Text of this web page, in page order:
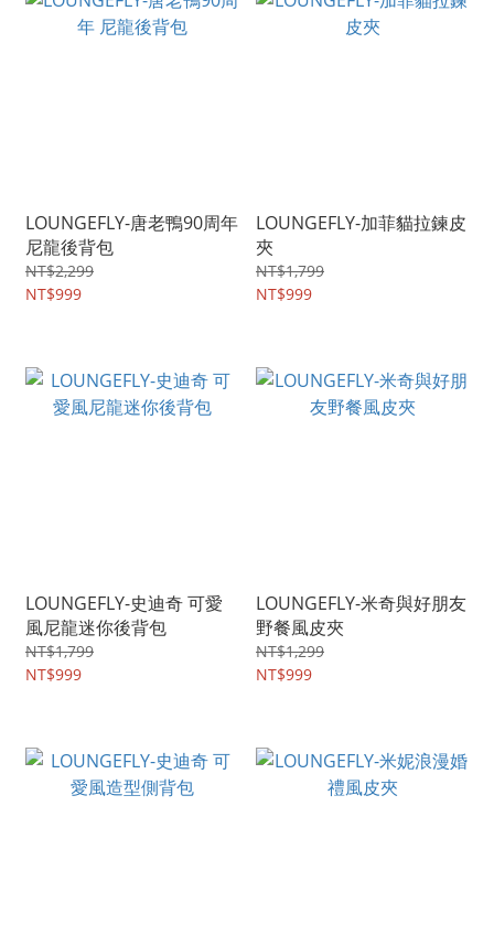
LOUNGEFLY-唐老鴨90周年
尼龍後背包
NT$2,299
NT$999
LOUNGEFLY-加菲貓拉鍊皮
夾
NT$1,799
NT$999
LOUNGEFLY-史迪奇 可愛
風尼龍迷你後背包
NT$1,799
NT$999
LOUNGEFLY-米奇與好朋友
野餐風皮夾
NT$1,299
NT$999